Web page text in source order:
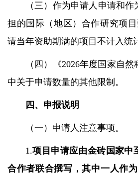
（三）作为申请人申请和
担的国际（地区）合作研究项
请当年资助期满的项目不计入统
（四）《2026年度国家自然
中关于申请数量的其他限制。
四、申报说明
（一）申请人注意事项。
1.项目申请应由金砖国家中
合作者联合撰写，其中一人作